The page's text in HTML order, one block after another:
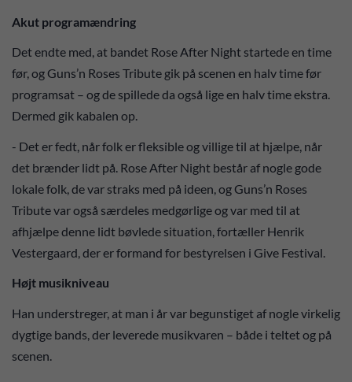
Akut programændring
Det endte med, at bandet Rose After Night startede en time
før, og Guns’n Roses Tribute gik på scenen en halv time før
programsat – og de spillede da også lige en halv time ekstra.
Dermed gik kabalen op.
- Det er fedt, når folk er fleksible og villige til at hjælpe, når
det brænder lidt på. Rose After Night består af nogle gode
lokale folk, de var straks med på ideen, og Guns’n Roses
Tribute var også særdeles medgørlige og var med til at
afhjælpe denne lidt bøvlede situation, fortæller Henrik
Vestergaard, der er formand for bestyrelsen i Give Festival.
Højt musikniveau
Han understreger, at man i år var begunstiget af nogle virkelig
dygtige bands, der leverede musikvaren – både i teltet og på
scenen.